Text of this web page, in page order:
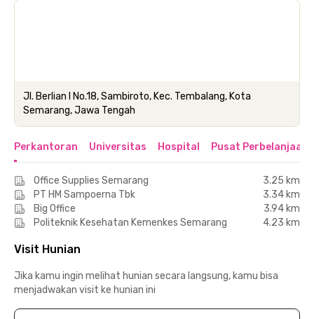
Jl. Berlian I No.18, Sambiroto, Kec. Tembalang, Kota
Semarang, Jawa Tengah
Perkantoran Universitas Hospital Pusat Perbelanjaan
Office Supplies Semarang
3.25 km
PT HM Sampoerna Tbk
3.34 km
Big Office
3.94 km
Politeknik Kesehatan Kemenkes Semarang
4.23 km
Visit Hunian
Jika kamu ingin melihat hunian secara langsung, kamu bisa
menjadwakan visit ke hunian ini